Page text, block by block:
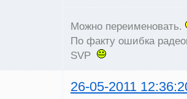
Можно переименовать.
По факту ошибка
SVP
26-05-2011